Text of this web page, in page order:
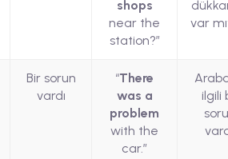
shops
near the
station?”
var
Bir sorun
vardı
“There
was a
problem
with the
car.”
ilgili